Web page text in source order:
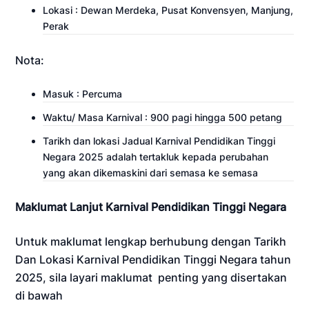
Lokasi : Dewan Merdeka, Pusat Konvensyen, Manjung,
Perak
Nota:
Masuk : Percuma
Waktu/ Masa Karnival : 900 pagi hingga 500 petang
Tarikh dan lokasi Jadual Karnival Pendidikan Tinggi
Negara 2025 adalah tertakluk kepada perubahan
yang akan dikemaskini dari semasa ke semasa
Maklumat Lanjut Karnival Pendidikan Tinggi Negara
Untuk maklumat lengkap berhubung dengan Tarikh
Dan Lokasi Karnival Pendidikan Tinggi Negara tahun
2025, sila layari maklumat penting yang disertakan
di bawah